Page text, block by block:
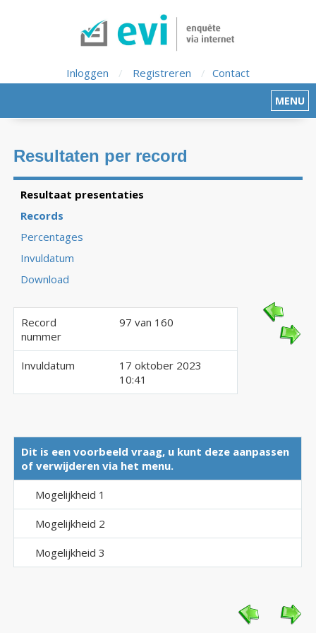
Inloggen / Registreren / Contact
MENU
Resultaten per record
Resultaat presentaties
Records
Percentages
Invuldatum
Download
Record
nummer
97 van 160
Invuldatum
17 oktober 2023
10:41
Dit is een voorbeeld vraag, u kunt deze aanpassen
of verwijderen via het menu.
Mogelijkheid 1
Mogelijkheid 2
Mogelijkheid 3